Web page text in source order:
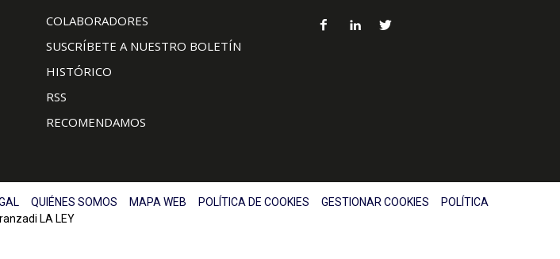
COLABORADORES
SUSCRÍBETE A NUESTRO BOLETÍN
HISTÓRICO
RSS
RECOMENDAMOS
QUIÉNES SOMOS MAPA WEB POLÍTICA DE COOKIES GESTIONAR COOKIES
POLÍTICA
LA LEY